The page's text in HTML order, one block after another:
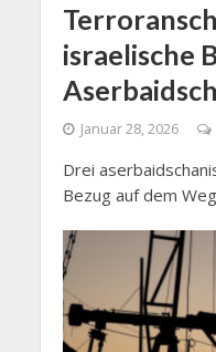
israelische
Januar 28, 2026
Drei
Bezug auf dem